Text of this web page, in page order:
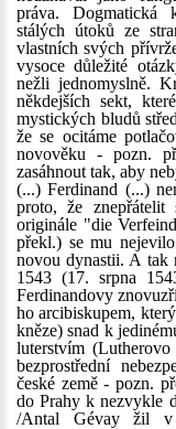
práva. Dogmatická
stálých útoků ze
vlastních svých
vysoce důležité
nežli jednomyslně.
někdejších sekt,
mystických bludů
že se ocitáme
novověku - pozn.
zasáhnout tak, aby
(...) Ferdinand (...)
proto, že
originále "die
překl.) se mu
novou dynastii. A tak
1543 (17. srpna
Ferdinandovy
ho arcibiskupem,
kněze) snad k
luterstvím
bezprostřední
české země - pozn.
do Prahy k nezvykle
/Antal Gévay žil v